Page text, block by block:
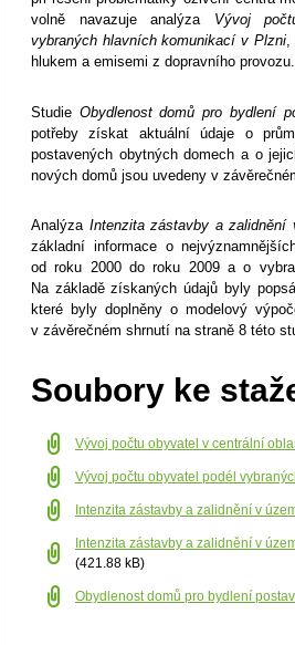
volně navazuje analýza Vývoj
vybraných hlavních komunikací v Plzni,
hlukem a emisemi z dopravního provozu.
Studie Obydlenost domů pro bydlení
potřeby získat aktuální údaje o
postavených obytných domech a o
nových domů jsou uvedeny v
Analýza Intenzita zástavby a
základní informace o
od roku 2000 do roku 2009 a o
Na základě získaných údajů byly
které byly doplněny o modelový
v závěrečném shrnutí na straně 8 této
Soubory ke
Vývoj počtu obyvatel v centrální
Vývoj počtu obyvatel podél
Intenzita zástavby a zalidnění v
Intenzita zástavby a zalidnění v
(421.88 kB)
Obydlenost domů pro bydlení